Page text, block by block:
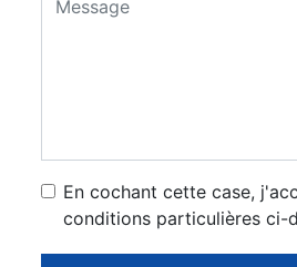
En cochant cette case,
conditions particulières ci-